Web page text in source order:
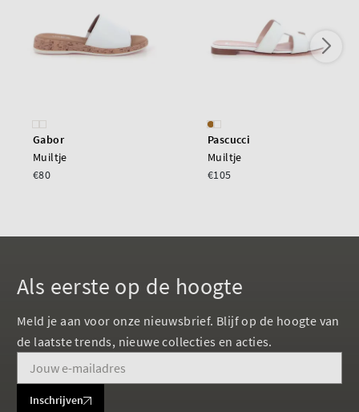
Gabor
Muiltje
€80
Pascucci
Muiltje
€105
Als eerste op de hoogte
Meld je aan voor onze nieuwsbrief. Blijf op de hoogte van
de laatste trends, nieuwe collecties en acties.
Inschrijven